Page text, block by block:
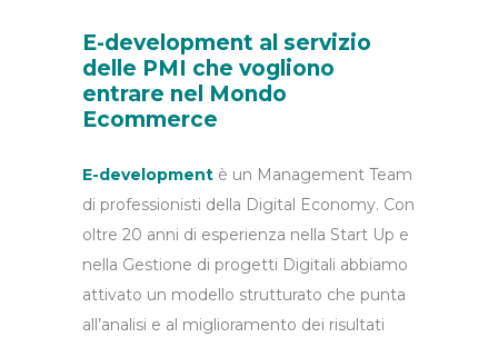
E-development al servizio
delle PMI che vogliono
entrare nel Mondo
Ecommerce
E-development è un Management Team
di professionisti della Digital Economy. Con
oltre 20 anni di esperienza nella Start Up e
nella Gestione di progetti Digitali abbiamo
attivato un modello strutturato che punta
all’analisi e al miglioramento dei risultati